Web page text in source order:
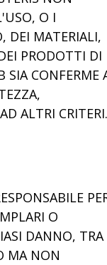
O I
DEI MATERIALI,
PRODOTTI DI
SIA CONFERME
ALTRI CRITERI.
O
DANNO, TRA
MA NON